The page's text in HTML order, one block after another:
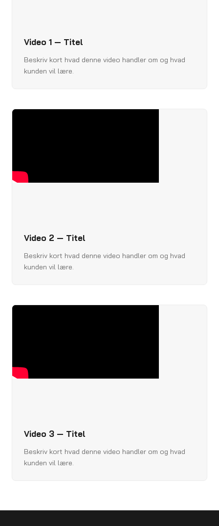
Video 1 — Titel
Beskriv kort hvad denne video handler om og hvad
kunden vil lære.
Video 2 — Titel
Beskriv kort hvad denne video handler om og hvad
kunden vil lære.
Video 3 — Titel
Beskriv kort hvad denne video handler om og hvad
kunden vil lære.